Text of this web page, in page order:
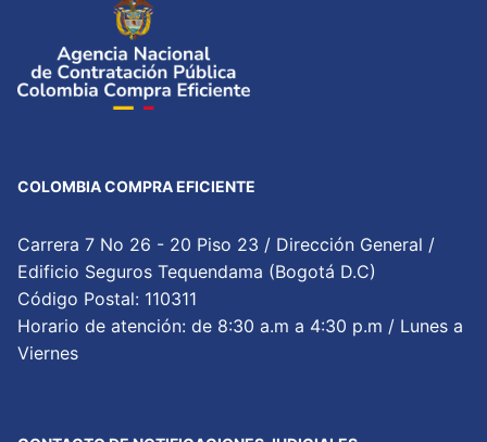
COLOMBIA COMPRA EFICIENTE
Carrera 7 No 26 - 20 Piso 23 / Dirección General /
Edificio Seguros Tequendama (Bogotá D.C)
Código Postal: 110311
Horario de atención: de 8:30 a.m a 4:30 p.m / Lunes a
Viernes